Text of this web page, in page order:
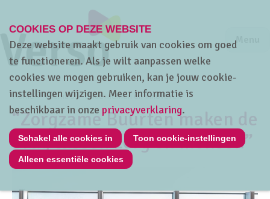
Jump
Menu
Home Thema's Ondernemen en innoveren
“Zorgzame Buurten maken de
brug tussen zorg en mensen”
COOKIES OP DEZE WEBSITE
Deze website maakt gebruik van cookies om goed
te functioneren. Als je wilt aanpassen welke
cookies we mogen gebruiken, kan je jouw cookie-
instellingen wijzigen. Meer informatie is
beschikbaar in onze privacyverklaring.
Schakel alle cookies in Toon cookie-instellingen
Alleen essentiële cookies